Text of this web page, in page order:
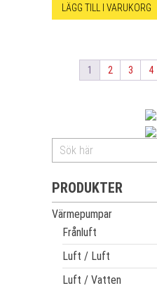
LÄGG TILL I VARUKORG
1 2 3 4
PRODUKTER
Värmepumpar
Frånluft
Luft / Luft
Luft / Vatten